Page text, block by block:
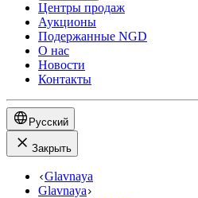
Центры продаж
Аукционы
Подержанные NGD
О нас
Новости
Контакты
Русский
Закрыть
Glavnaya
Glavnaya